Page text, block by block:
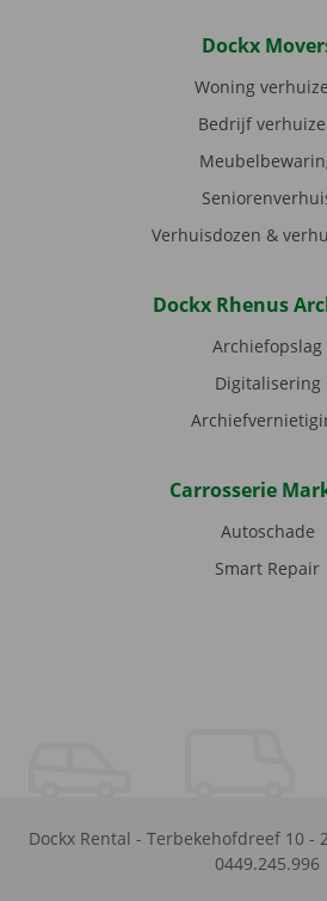
Dockx
Woning
Bedrijf
Verhuisdozen &
Dockx Rhenus
Archiefopslag
Digitalisering
Carrosserie
Autoschade
Smart Repair
Dockx Rental - Terbekehofdreef 10 -
0449.245.996